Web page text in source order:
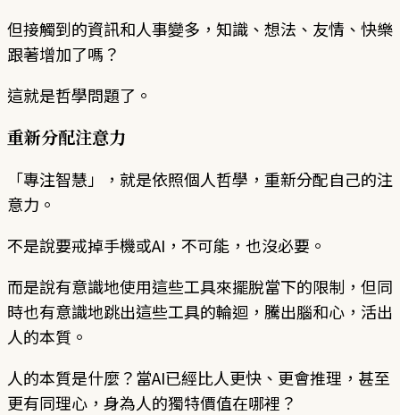
但接觸到的資訊和人事變多，知識、想法、友情、快樂
跟著增加了嗎？
這就是哲學問題了。
重新分配注意力
「專注智慧」，就是依照個人哲學，重新分配自己的注
意力。
不是說要戒掉手機或AI，不可能，也沒必要。
而是說有意識地使用這些工具來擺脫當下的限制，但同
時也有意識地跳出這些工具的輪迴，騰出腦和心，活出
人的本質。
人的本質是什麼？當AI已經比人更快、更會推理，甚至
更有同理心，身為人的獨特價值在哪裡？